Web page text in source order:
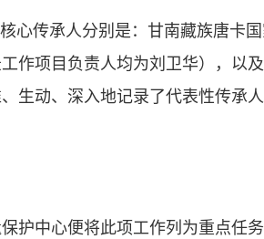
传承人分别是：甘南藏族唐卡
作项目负责人均为刘卫华），以
生动、深入地记录了代表性传承
中心便将此项工作列为重点任